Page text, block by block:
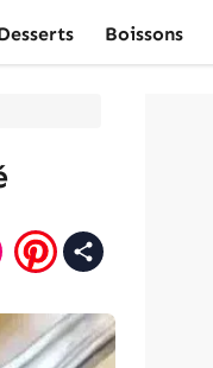
Boissons